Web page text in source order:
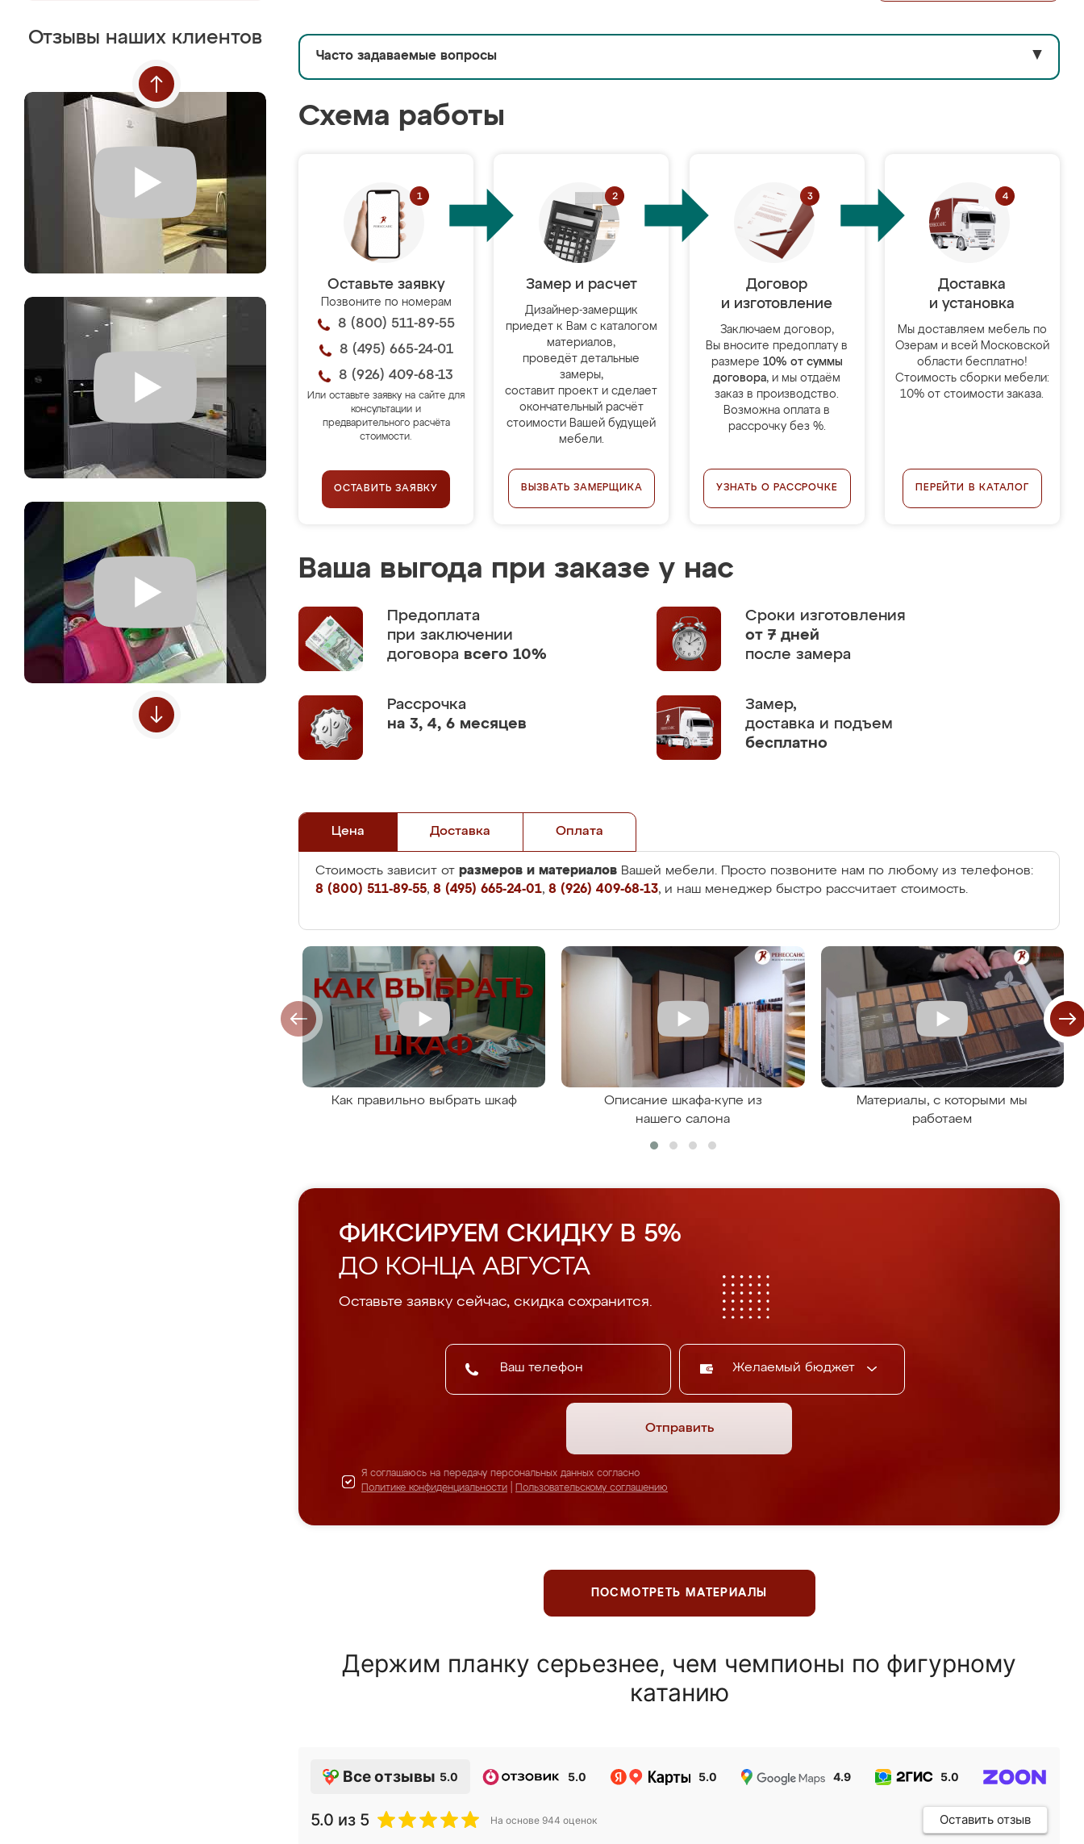
Отзывы наших клиентов
Часто задаваемые вопросы ▼
Схема работы
Оставьте заявку
Позвоните по номерам
8 (800) 511-89-55
8 (495) 665-24-01
8 (926) 409-68-13
Или оставьте заявку на сайте для
консультации и
предварительного расчёта
стоимости.
ОСТАВИТЬ ЗАЯВКУ
Замер и расчет
Дизайнер-замерщик
приедет к Вам с каталогом
материалов,
проведёт детальные
замеры,
составит проект и сделает
окончательный расчёт
стоимости Вашей будущей
мебели.
ВЫЗВАТЬ ЗАМЕРЩИКА
Договор
и изготовление
Заключаем договор,
Вы вносите предоплату в
размере 10% от суммы
договора, и мы отдаём
заказ в производство.
Возможна оплата в
рассрочку без %.
УЗНАТЬ О РАССРОЧКЕ
Доставка
и установка
Мы доставляем мебель по
Озерам и всей Московской
области бесплатно!
Стоимость сборки мебели:
10% от стоимости заказа.
ПЕРЕЙТИ В КАТАЛОГ
Ваша выгода при заказе у нас
Предоплата
при заключении
договора всего 10%
Сроки изготовления
от 7 дней
после замера
Рассрочка
на 3, 4, 6 месяцев
Замер,
доставка и подъем
бесплатно
Цена Доставка Оплата
Стоимость зависит от размеров и материалов Вашей мебели. Просто позвоните нам по любому из телефонов:
8 (800) 511-89-55, 8 (495) 665-24-01, 8 (926) 409-68-13, и наш менеджер быстро рассчитает стоимость.
Как правильно выбрать шкаф
Описание шкафа-купе из
нашего салона
Материалы, с которыми мы
работаем
ФИКСИРУЕМ СКИДКУ В 5%
ДО КОНЦА АВГУСТА
Оставьте заявку сейчас, скидка сохранится.
Желаемый бюджет
Отправить
Я соглашаюсь на передачу персональных данных согласно
Политике конфиденциальности
Пользовательскому соглашению
ПОСМОТРЕТЬ МАТЕРИАЛЫ
Держим планку серьезнее, чем чемпионы по фигурному
катанию
Все отзывы 5.0 5.0 5.0 4.9 5.0
5.0 из 5 На основе 944 оценок Оставить отзыв